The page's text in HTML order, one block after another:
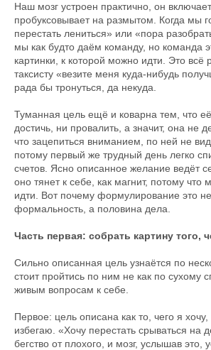
Наш мозг устроен практично, он
пробуксовывает на размытом. Когда мы
перестать лениться» или «пора
мы как будто даём команду, но команда
картинки, к которой можно идти. Это всё
таксисту «везите меня куда-нибудь
рада бы тронуться, да некуда.
Туманная цель ещё и коварна тем, что
достичь, ни провалить, а значит, она не
что зацепиться вниманием, по ней не
потому первый же трудный день легко
счетов. Ясно описанное желание ведёт
оно тянет к себе, как магнит, потому что
идти. Вот почему формулирование это
формальность, а половина дела.
Часть первая: собрать картину того,
Сильно описанная цель узнаётся по
стоит пройтись по ним не как по сухому
живым вопросам к себе.
Первое: цель описана как то, чего я хочу,
избегаю. «Хочу перестать срываться на
бегство от плохого, и мозг, услышав это,